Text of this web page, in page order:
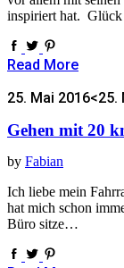
inspiriert hat.
Read More
25. Mai 2016<25.
Gehen mit 20
by Fabian
Ich liebe mein
hat mich schon
Büro sitze…